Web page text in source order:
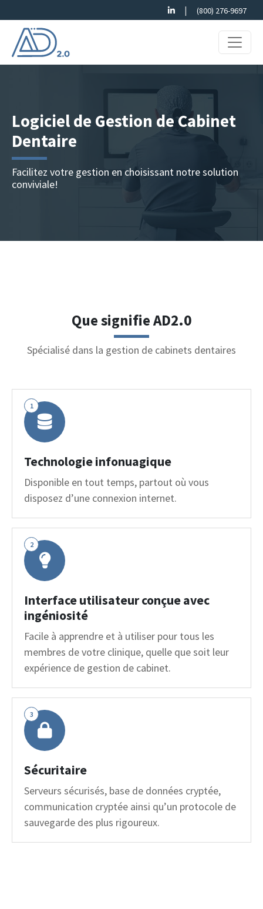
| (800) 276-9697
Logiciel de Gestion de Cabinet
Dentaire
Facilitez votre gestion en choisissant notre solution
conviviale!
Que signifie AD2.0
Spécialisé dans la gestion de cabinets dentaires
1
Technologie infonuagique
Disponible en tout temps, partout où vous
disposez d’une connexion internet.
2
Interface utilisateur conçue avec
ingéniosité
Facile à apprendre et à utiliser pour tous les
membres de votre clinique, quelle que soit leur
expérience de gestion de cabinet.
3
Sécuritaire
Serveurs sécurisés, base de données cryptée,
communication cryptée ainsi qu’un protocole de
sauvegarde des plus rigoureux.